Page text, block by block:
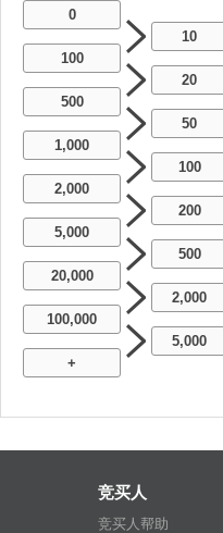
0
10
100
20
500
50
1,000
100
2,000
200
5,000
500
20,000
2,000
100,000
5,000
+
竞买人
竞买人帮助